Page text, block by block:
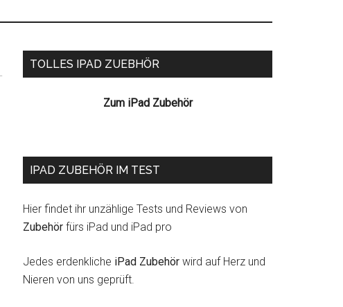
Seitenspalte
TOLLES IPAD ZUEBHÖR
Zum iPad Zubehör
IPAD ZUBEHÖR IM TEST
Hier findet ihr unzählige Tests und Reviews von
Zubehör fürs iPad und iPad pro
Jedes erdenkliche iPad Zubehör wird auf Herz und
Nieren von uns geprüft.